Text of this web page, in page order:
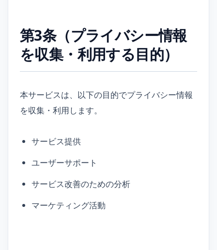
第3条（プライバシー情報
を収集・利用する目的）
本サービスは、以下の目的でプライバシー情報
を収集・利用します。
サービス提供
ユーザーサポート
サービス改善のための分析
マーケティング活動